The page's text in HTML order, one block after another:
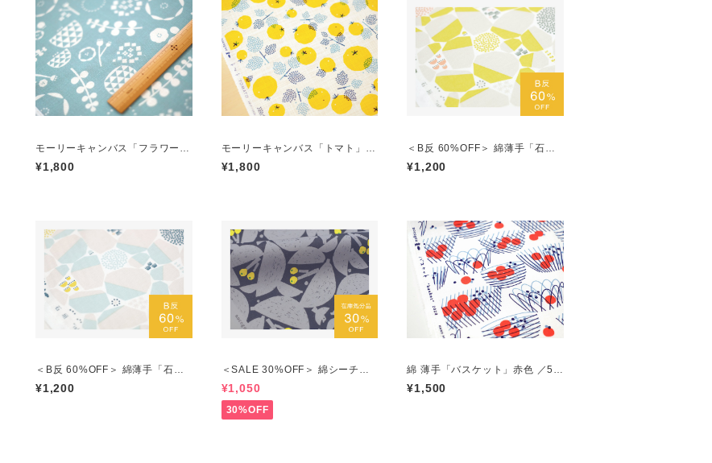
モーリーキャンバス「フラワーベ
¥1,800
モーリーキャンバス「トマト」黄
¥1,800
＜B反 60%OFF＞ 綿薄手「石
¥1,200
＜B反 60%OFF＞ 綿薄手「石
垣」水色 ／＊1mにつき＊
¥1,200
＜SALE 30%OFF＞ 綿シーチン
グ「ロクワット」チャコール／5
0cmにつき
¥1,050
30%OFF
綿 薄手「バスケット」赤色 ／50
cmにつき
¥1,500